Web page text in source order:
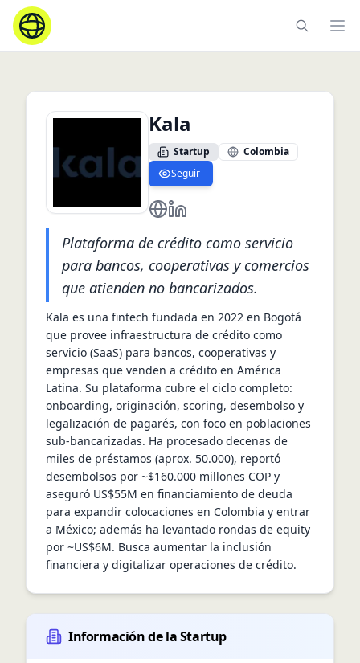
Kala
Startup
Colombia
Seguir
https://kala.tech/
https://co.linkedin.com/
Plataforma de crédito como servicio
para bancos, cooperativas y comercios
que atienden no bancarizados.
Kala es una fintech fundada en 2022 en Bogotá
que provee infraestructura de crédito como
servicio (SaaS) para bancos, cooperativas y
empresas que venden a crédito en América
Latina. Su plataforma cubre el ciclo completo:
onboarding, originación, scoring, desembolso y
legalización de pagarés, con foco en poblaciones
sub-bancarizadas. Ha procesado decenas de
miles de préstamos (aprox. 50.000), reportó
desembolsos por ~$160.000 millones COP y
aseguró US$55M en financiamiento de deuda
para expandir colocaciones en Colombia y entrar
a México; además ha levantado rondas de equity
por ~US$6M. Busca aumentar la inclusión
financiera y digitalizar operaciones de crédito.
Información de la Startup